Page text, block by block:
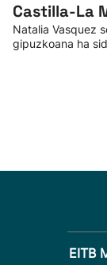
Castilla-La
Natalia Vasquez
gipuzkoana ha
EITB